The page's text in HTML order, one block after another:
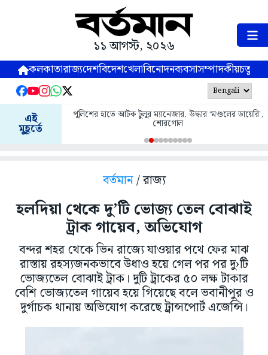
১১ আগস্ট, ২০২৬
কলকাতারাজ্যদেশবিদেশখেলাবিনোদনব্যবসাসম্পাদকীয়
এই
মুহূর্তে
পুলিশের হাতে আটক টুলুর ম্যানেজার, উদ্ধার ‘মণ্ডলের ডায়েরি’,
শোরগোল
বর্তমান/ রাজ্য
হলদিয়া থেকে দু’টি ভোজ্য তেল বোঝাই
ট্রাক গায়েব, অভিযোগ
বন্দর শহর থেকে ভিন রাজ্যে যাওয়ার পথে ফের মাঝ
রাস্তায় রহস্যজনকভাবে উধাও হয়ে গেল পর পর দু›টি
ভোজ্যতেল বোঝাই ট্রাক। দুটি ট্রাকের ৫০ লক্ষ টাকার
বেশি ভোজ্যতেল গায়েব হয়ে গিয়েছে বলে ভবানীপুর ও
দুর্গাচক থানায় অভিযোগ করেছে ট্রান্সপোর্ট এজেন্সি।